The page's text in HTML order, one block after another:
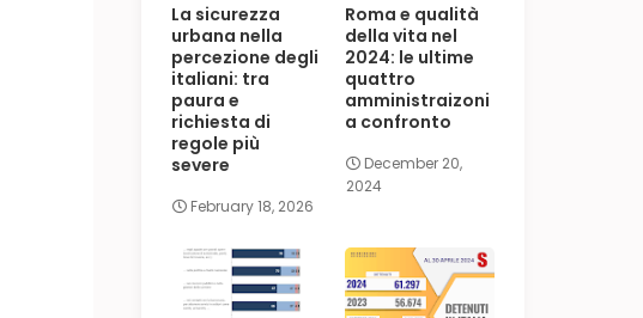
La sicurezza
urbana nella
percezione degli
italiani: tra
paura e
richiesta di
regole più
severe
February 18, 2026
Roma e qualità
della vita nel
2024: le ultime
quattro
amministraizoni
a confronto
December 20,
2024